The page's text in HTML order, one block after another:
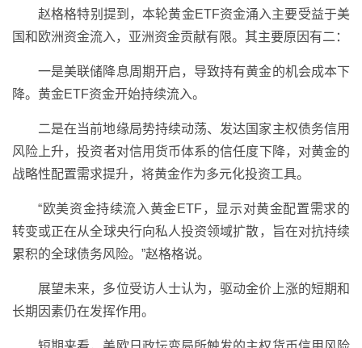
赵格格特别提到，本轮黄金ETF资金涌入主要受益于美
国和欧洲资金流入，亚洲资金贡献有限。其主要原因有二：
一是美联储降息周期开启，导致持有黄金的机会成本下
降。黄金ETF资金开始持续流入。
二是在当前地缘局势持续动荡、发达国家主权债务信用
风险上升，投资者对信用货币体系的信任度下降，对黄金的
战略性配置需求提升，将黄金作为多元化投资工具。
“欧美资金持续流入黄金ETF，显示对黄金配置需求的
转变或正在从全球央行向私人投资领域扩散，旨在对抗持续
累积的全球债务风险。”赵格格说。
展望未来，多位受访人士认为，驱动金价上涨的短期和
长期因素仍在发挥作用。